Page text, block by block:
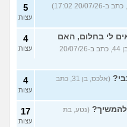
5
עצות
לי בחלום, האם
(אב עובד, בן 44, כתב ב-20/07/26
4
עצות
(אלכס, בן 31, כתב
4
עצות
להמשיך? (נטע, בת
17
עצות